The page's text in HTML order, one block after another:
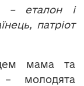
– еталон і
патріот
мама та
молодята